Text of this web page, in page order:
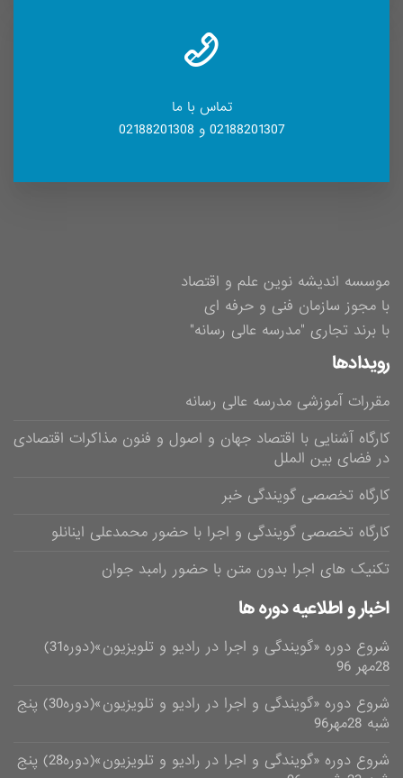
تماس با ما
02188201307 و 02188201308
موسسه اندیشه نوین علم و اقتصاد
با مجوز سازمان فنی و حرفه ای
با برند تجاری "مدرسه عالی رسانه"
رویدادها
مقررات آموزشی مدرسه عالی رسانه
کارگاه آشنایی با اقتصاد جهان و اصول و فنون مذاکرات اقتصادی
در فضای بین الملل
کارگاه تخصصی گویندگی خبر
کارگاه تخصصی گویندگی و اجرا با حضور محمدعلی اینانلو
تکنیک های اجرا بدون متن با حضور رامبد جوان
اخبار و اطلاعیه دوره ها
شروع دوره «گویندگی و اجرا در رادیو و تلویزیون»(دوره31)
28مهر 96
شروع دوره «گویندگی و اجرا در رادیو و تلویزیون»(دوره30) پنج
شبه 28مهر96
شروع دوره «گویندگی و اجرا در رادیو و تلویزیون»(دوره28) پنج